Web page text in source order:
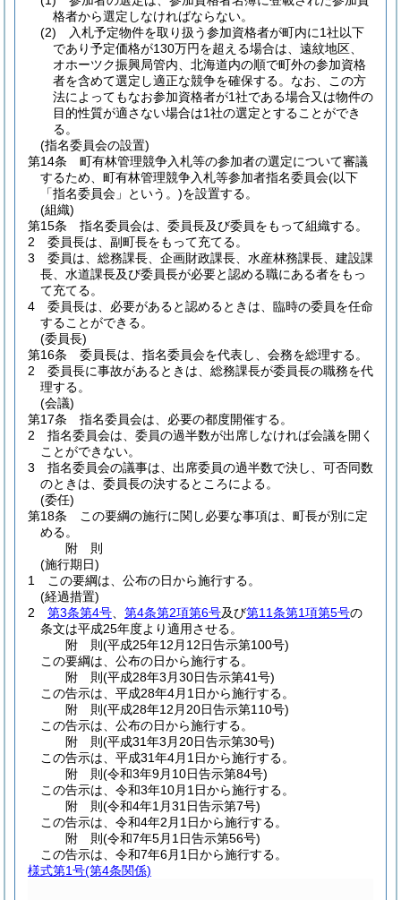
格者から選定しなければならない。
(2)
入札予定物件を取り扱う参加資格者が町内に1社以下
であり予定価格が130万円を超える場合は、遠紋地区、
オホーツク振興局管内、北海道内の順で町外の参加資格
者を含めて選定し適正な競争を確保する。 なお、この方
法によってもなお参加資格者が1社である場合又は物件の
目的性質が適さない場合は1社の選定とすることができ
る。
(指名委員会の設置)
第14条
町有林管理競争入札等の参加者の選定について審議
するため、町有林管理競争入札等参加者指名委員会(以下
「指名委員会」という。)を設置する。
(組織)
第15条
指名委員会は、委員長及び委員をもって組織する。
2
委員長は、副町長をもって充てる。
3
委員は、総務課長、企画財政課長、水産林務課長、建設課
長、水道課長及び委員長が必要と認める職にある者をもっ
て充てる。
4
委員長は、必要があると認めるときは、臨時の委員を任命
することができる。
(委員長)
第16条
委員長は、指名委員会を代表し、会務を総理する。
2
委員長に事故があるときは、総務課長が委員長の職務を代
理する。
(会議)
第17条
指名委員会は、必要の都度開催する。
2
指名委員会は、委員の過半数が出席しなければ会議を開く
ことができない。
3
指名委員会の議事は、出席委員の過半数で決し、可否同数
のときは、委員長の決するところによる。
(委任)
第18条
この要綱の施行に関し必要な事項は、町長が別に定
める。
附 則
(施行期日)
1
この要綱は、公布の日から施行する。
(経過措置)
2
第3条第4号 第4条第2項第6号及び第11条第1項第5号の
条文は平成25年度より適用させる。
附 則(平成25年12月12日告示第100号)
この要綱は、公布の日から施行する。
附 則(平成28年3月30日告示第41号)
この告示は、平成28年4月1日から施行する。
附 則(平成28年12月20日告示第110号)
この告示は、公布の日から施行する。
附 則(平成31年3月20日告示第30号)
この告示は、平成31年4月1日から施行する。
附 則(令和3年9月10日告示第84号)
この告示は、令和3年10月1日から施行する。
附 則(令和4年1月31日告示第7号)
この告示は、令和4年2月1日から施行する。
附 則(令和7年5月1日告示第56号)
この告示は、令和7年6月1日から施行する。
様式第1号(第4条関係)